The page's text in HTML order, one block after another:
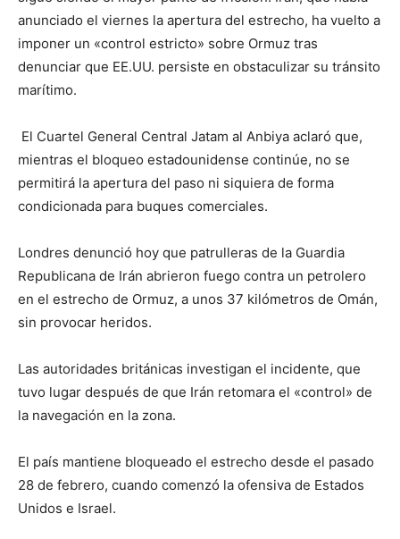
anunciado el viernes la apertura del estrecho, ha vuelto a
imponer un «control estricto» sobre Ormuz tras
denunciar que EE.UU. persiste en obstaculizar su tránsito
marítimo.
El Cuartel General Central Jatam al Anbiya aclaró que,
mientras el bloqueo estadounidense continúe, no se
permitirá la apertura del paso ni siquiera de forma
condicionada para buques comerciales.
Londres denunció hoy que patrulleras de la Guardia
Republicana de Irán abrieron fuego contra un petrolero
en el estrecho de Ormuz, a unos 37 kilómetros de Omán,
sin provocar heridos.
Las autoridades británicas investigan el incidente, que
tuvo lugar después de que Irán retomara el «control» de
la navegación en la zona.
El país mantiene bloqueado el estrecho desde el pasado
28 de febrero, cuando comenzó la ofensiva de Estados
Unidos e Israel.